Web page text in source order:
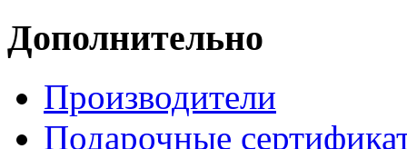
Дополнительно
Производители
Подарочные